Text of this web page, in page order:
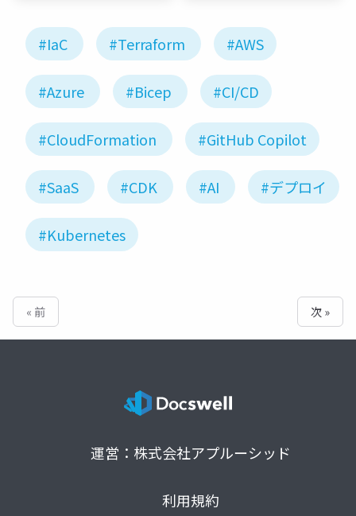
#IaC #Terraform #AWS
#Azure #Bicep #CI/CD
#CloudFormation #GitHub Copilot
#SaaS #CDK #AI #デプロイ
#Kubernetes
« 前 次 »
運営：株式会社アプルーシッド
利用規約